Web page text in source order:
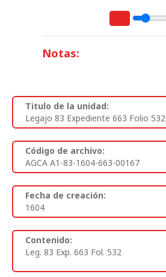
Notas:
Titulo de la unidad:
Legajo 83 Expediente 663 Folio 532
Código de archivo:
AGCA A1-83-1604-663-00167
Fecha de creación:
1604
Contenido:
Leg. 83 Exp. 663 Fol. 532